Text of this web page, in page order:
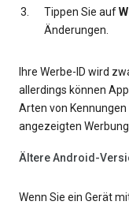
Tippen Sie auf
Änderungen.
Ihre Werbe-ID wird
allerdings können
Arten von
angezeigten
Ältere Android-
Wenn Sie ein Gerät